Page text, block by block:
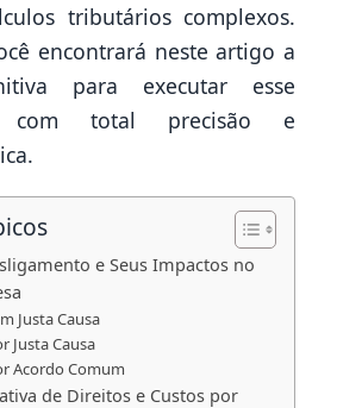
tributários complexos.
encontrará neste artigo a
para executar esse
com total precisão e
e Seus Impactos no
Justa Causa
Justa Causa
Acordo Comum
de Direitos e Custos por